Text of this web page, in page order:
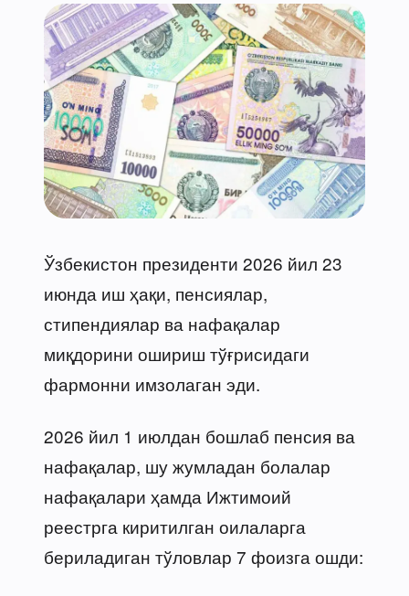
Ўзбекистон президенти 2026 йил 23
июнда иш ҳақи, пенсиялар,
стипендиялар ва нафақалар
миқдорини ошириш тўғрисидаги
фармонни имзолаган эди.
2026 йил 1 июлдан бошлаб пенсия ва
нафақалар, шу жумладан болалар
нафақалари ҳамда Ижтимоий
реестрга киритилган оилаларга
бериладиган тўловлар 7 фоизга ошди: